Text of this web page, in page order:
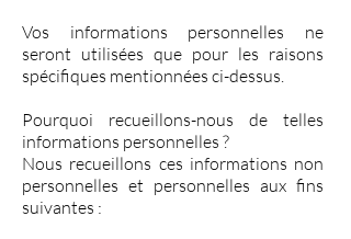
Vos informations personnelles ne
seront utilisées que pour les raisons
spécifiques mentionnées ci-dessus.
Pourquoi recueillons-nous de telles
informations personnelles ?
Nous recueillons ces informations non
personnelles et personnelles aux fins
suivantes :